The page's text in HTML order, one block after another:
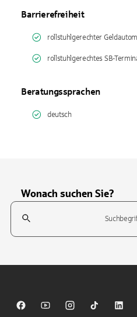
Barrierefreiheit
rollstuhlgerechter
rollstuhlgerechtes SB-
Beratungssprachen
deutsch
Wonach suchen Sie?
Suchfeld
Sparkasse auf Facebook
Sparkasse auf Youtube
Sparkasse auf
Sparkasse